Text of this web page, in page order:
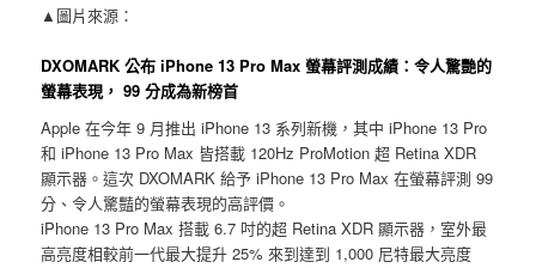
▲圖片來源：
DXOMARK 公布 iPhone 13 Pro Max 螢幕評測成績：令人驚艷的
螢幕表現， 99 分成為新榜首
Apple 在今年 9 月推出 iPhone 13 系列新機，其中 iPhone 13 Pro
和 iPhone 13 Pro Max 皆搭載 120Hz ProMotion 超 Retina XDR
顯示器。這次 DXOMARK 給予 iPhone 13 Pro Max 在螢幕評測 99
分、令人驚豔的螢幕表現的高評價。
iPhone 13 Pro Max 搭載 6.7 吋的超 Retina XDR 顯示器，室外最
高亮度相較前一代最大提升 25% 來到達到 1,000 尼特最大亮度